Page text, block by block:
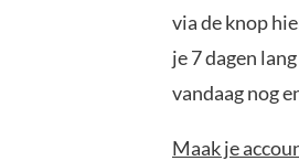
via de knop
je 7 dagen
vandaag nog
Maak je